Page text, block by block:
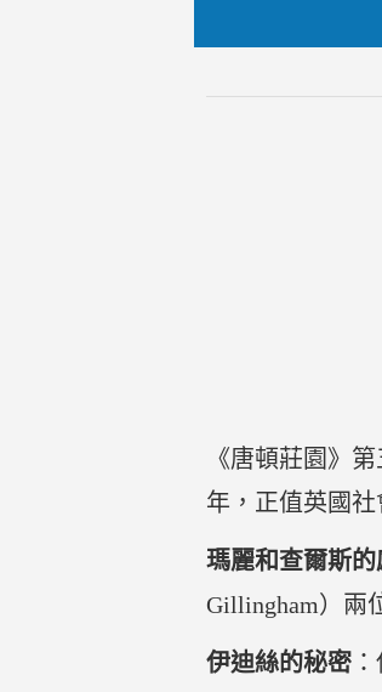
《唐頓莊園》
年，正值英國
瑪麗和查爾斯
Gillingham）兩
伊迪絲的秘密